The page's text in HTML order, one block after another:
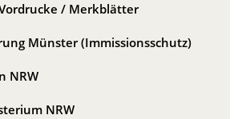
/ Merkblätter
Münster (Immissionsschutz)
NRW
NRW